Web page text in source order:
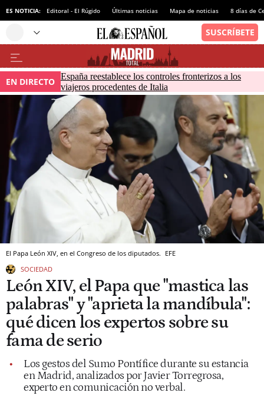
ES NOTICIA: Editoral - El Rúgido Últimas noticias Mapa de noticias 8 días de
EN DIRECTO España reestablece los controles fronterizos a los
viajeros procedentes de Italia
El Papa León XIV, en el Congreso de los diputados. EFE
SOCIEDAD
León XIV, el Papa que "mastica las
palabras" y "aprieta la mandíbula":
qué dicen los expertos sobre su
fama de serio
Los gestos del Sumo Pontífice durante su estancia
en Madrid, analizados por Javier Torregrosa,
experto en comunicación no verbal.